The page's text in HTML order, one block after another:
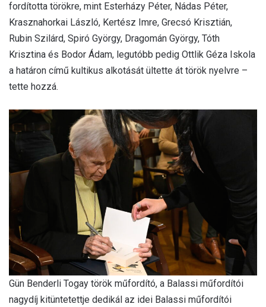
fordította törökre, mint Esterházy Péter, Nádas Péter,
Krasznahorkai László, Kertész Imre, Grecsó Krisztián,
Rubin Szilárd, Spiró György, Dragomán György, Tóth
Krisztina és Bodor Ádam, legutóbb pedig Ottlik Géza Iskola
a határon című kultikus alkotását ültette át török nyelvre –
tette hozzá.
Gün Benderli Togay török műfordító, a Balassi műfordítói
nagydíj kitüntetettje dedikál az idei Balassi műfordítói